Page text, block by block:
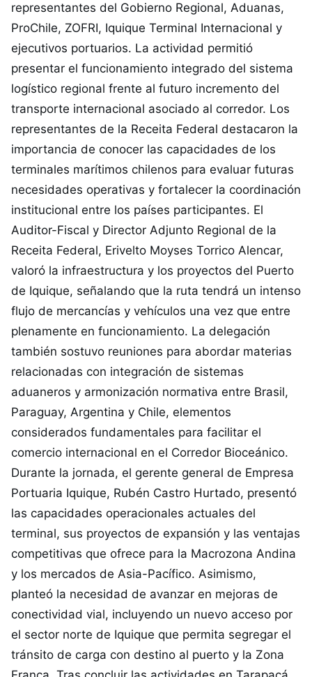
representantes del Gobierno Regional, Aduanas,
ProChile, ZOFRI, Iquique Terminal Internacional y
ejecutivos portuarios. La actividad permitió
presentar el funcionamiento integrado del sistema
logístico regional frente al futuro incremento del
transporte internacional asociado al corredor. Los
representantes de la Receita Federal destacaron la
importancia de conocer las capacidades de los
terminales marítimos chilenos para evaluar futuras
necesidades operativas y fortalecer la coordinación
institucional entre los países participantes. El
Auditor-Fiscal y Director Adjunto Regional de la
Receita Federal, Erivelto Moyses Torrico Alencar,
valoró la infraestructura y los proyectos del Puerto
de Iquique, señalando que la ruta tendrá un intenso
flujo de mercancías y vehículos una vez que entre
plenamente en funcionamiento. La delegación
también sostuvo reuniones para abordar materias
relacionadas con integración de sistemas
aduaneros y armonización normativa entre Brasil,
Paraguay, Argentina y Chile, elementos
considerados fundamentales para facilitar el
comercio internacional en el Corredor Bioceánico.
Durante la jornada, el gerente general de Empresa
Portuaria Iquique, Rubén Castro Hurtado, presentó
las capacidades operacionales actuales del
terminal, sus proyectos de expansión y las ventajas
competitivas que ofrece para la Macrozona Andina
y los mercados de Asia-Pacífico. Asimismo,
planteó la necesidad de avanzar en mejoras de
conectividad vial, incluyendo un nuevo acceso por
el sector norte de Iquique que permita segregar el
tránsito de carga con destino al puerto y la Zona